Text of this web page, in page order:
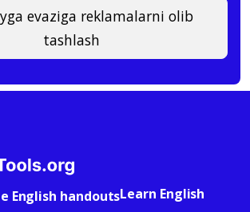
evaziga reklamalarni olib
tashlash
English handoutsLearn English